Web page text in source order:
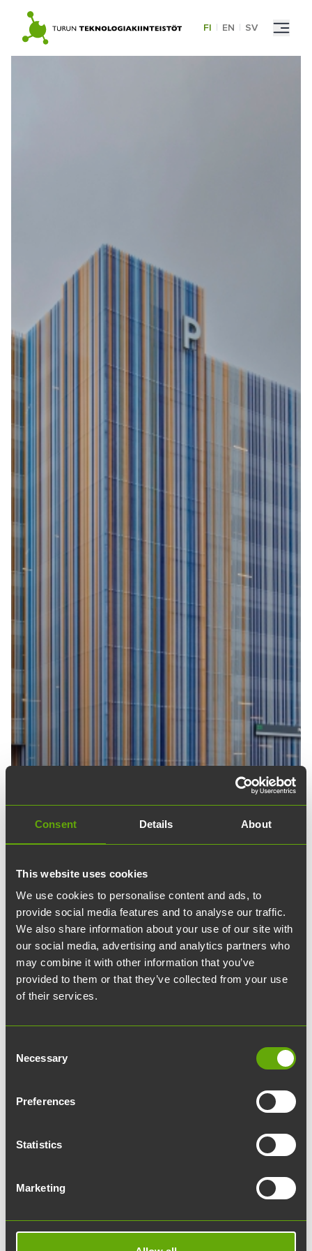
Consent Details About
This website uses cookies
We use cookies to personalise content and ads, to
provide social media features and to analyse our traffic.
We also share information about your use of our site with
our social media, advertising and analytics partners who
may combine it with other information that you’ve
provided to them or that they’ve collected from your use
of their services.
Selection
Necessary
Preferences
Statistics
Marketing
content
FI | EN | SV
27.02.2023
Katso video ParkCityn
rakentamisesta
Turun Tiedepuistoon valmistui vuoden 2022
kymmenkerroksinen pysäköintilaitos ParkCity.
Tuhatpaikkaisen ParkCityn rakentaminen alkoi
kuvattiin ja nyt kuvista on valmistunut timelapse-
minuutissa.